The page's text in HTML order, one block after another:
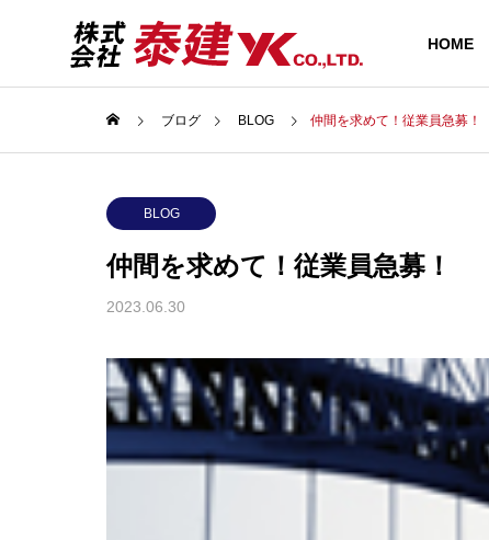
HOME
橋梁新設・
ブログ BLOG 仲間を求めて！従業員急募！
BLOG
仲間を求めて！従業員急募！
2023.06.30